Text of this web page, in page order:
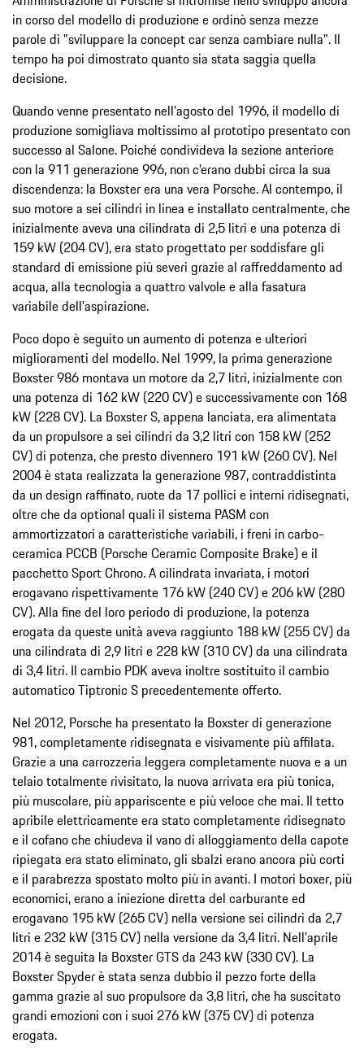
in corso del modello di produzione e ordinò senza mezze
parole di "sviluppare la concept car senza cambiare nulla". Il
tempo ha poi dimostrato quanto sia stata saggia quella
decisione.
Quando venne presentato nell'agosto del 1996, il modello di
produzione somigliava moltissimo al prototipo presentato con
successo al Salone. Poiché condivideva la sezione anteriore
con la 911 generazione 996, non c'erano dubbi circa la sua
discendenza: la Boxster era una vera Porsche. Al contempo, il
suo motore a sei cilindri in linea e installato centralmente, che
inizialmente aveva una cilindrata di 2,5 litri e una potenza di
159 kW (204 CV), era stato progettato per soddisfare gli
standard di emissione più severi grazie al raffreddamento ad
acqua, alla tecnologia a quattro valvole e alla fasatura
variabile dell'aspirazione.
Poco dopo è seguito un aumento di potenza e ulteriori
miglioramenti del modello. Nel 1999, la prima generazione
Boxster 986 montava un motore da 2,7 litri, inizialmente con
una potenza di 162 kW (220 CV) e successivamente con 168
kW (228 CV). La Boxster S, appena lanciata, era alimentata
da un propulsore a sei cilindri da 3,2 litri con 158 kW (252
CV) di potenza, che presto divennero 191 kW (260 CV). Nel
2004 è stata realizzata la generazione 987, contraddistinta
da un design raffinato, ruote da 17 pollici e interni ridisegnati,
oltre che da optional quali il sistema PASM con
ammortizzatori a caratteristiche variabili, i freni in carbo-
ceramica PCCB (Porsche Ceramic Composite Brake) e il
pacchetto Sport Chrono. A cilindrata invariata, i motori
erogavano rispettivamente 176 kW (240 CV) e 206 kW (280
CV). Alla fine del loro periodo di produzione, la potenza
erogata da queste unità aveva raggiunto 188 kW (255 CV) da
una cilindrata di 2,9 litri e 228 kW (310 CV) da una cilindrata
di 3,4 litri. Il cambio PDK aveva inoltre sostituito il cambio
automatico Tiptronic S precedentemente offerto.
Nel 2012, Porsche ha presentato la Boxster di generazione
981, completamente ridisegnata e visivamente più affilata.
Grazie a una carrozzeria leggera completamente nuova e a un
telaio totalmente rivisitato, la nuova arrivata era più tonica,
più muscolare, più appariscente e più veloce che mai. Il tetto
apribile elettricamente era stato completamente ridisegnato
e il cofano che chiudeva il vano di alloggiamento della capote
ripiegata era stato eliminato, gli sbalzi erano ancora più corti
e il parabrezza spostato molto più in avanti. I motori boxer, più
economici, erano a iniezione diretta del carburante ed
erogavano 195 kW (265 CV) nella versione sei cilindri da 2,7
litri e 232 kW (315 CV) nella versione da 3,4 litri. Nell'aprile
2014 è seguita la Boxster GTS da 243 kW (330 CV). La
Boxster Spyder è stata senza dubbio il pezzo forte della
gamma grazie al suo propulsore da 3,8 litri, che ha suscitato
grandi emozioni con i suoi 276 kW (375 CV) di potenza
erogata.